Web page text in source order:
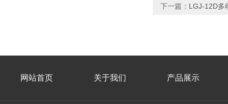
下一篇： LGJ-12D多
网站首页 关于我们 产品展示